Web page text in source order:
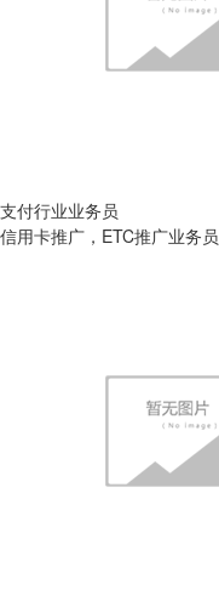
支付行业业务员
信用卡推广，ETC推广业务员